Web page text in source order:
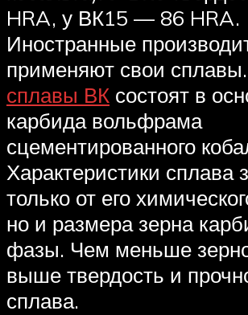
HRA, у ВК15 — 86 HRA.
Иностранные
применяют свои сплавы.
сплавы ВК состоят в
карбида вольфрама
сцементированного
Характеристики сплава
только от его
но и размера зерна
фазы. Чем меньше
выше твердость и
сплава.